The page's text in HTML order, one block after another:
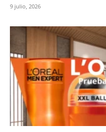
9 julio, 2026